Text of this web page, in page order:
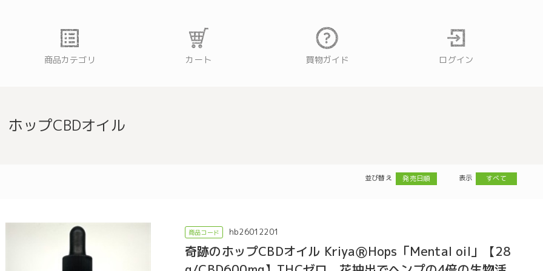
商品カテゴリ カート 買物ガイド ログイン
ホップCBDオイル
並び替え 発売日順 表示 すべて
hb26012201
奇跡のホップCBDオイル KriyaⓇHops「Mental oil」【28